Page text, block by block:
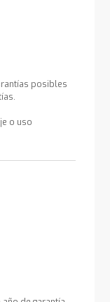
posibles
o uso